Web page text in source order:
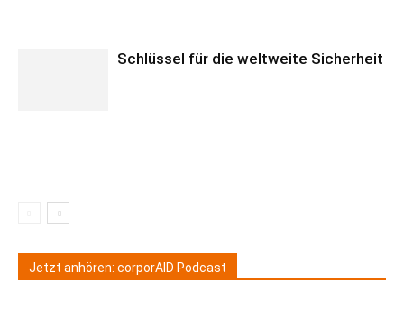
Schlüssel für die weltweite Sicherheit
Jetzt anhören: corporAID Podcast